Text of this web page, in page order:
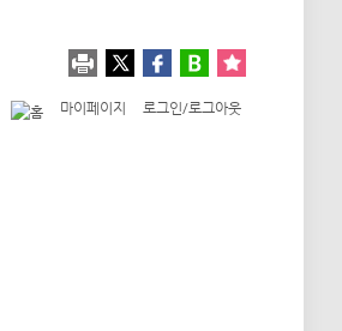
마이페이지 로그인/로그아웃